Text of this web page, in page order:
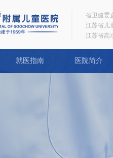
省卫健委
江苏省儿
江苏省高
就医指南 医院简介